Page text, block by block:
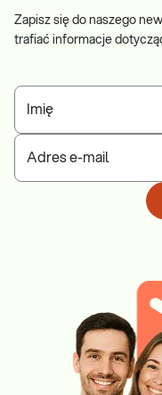
Zapisz się do naszego
trafiać informacje
Imię
Adres e-mail